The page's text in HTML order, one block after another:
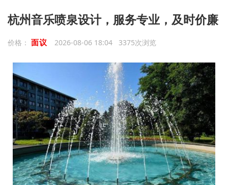
杭州音乐喷泉设计，服务专业，及时价廉
价格： 面议 2026-08-06 18:04 3375次浏览